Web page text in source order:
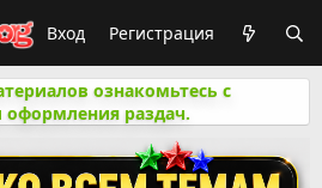
Вход Регистрация
ознакомьтесь с
оформления раздач.